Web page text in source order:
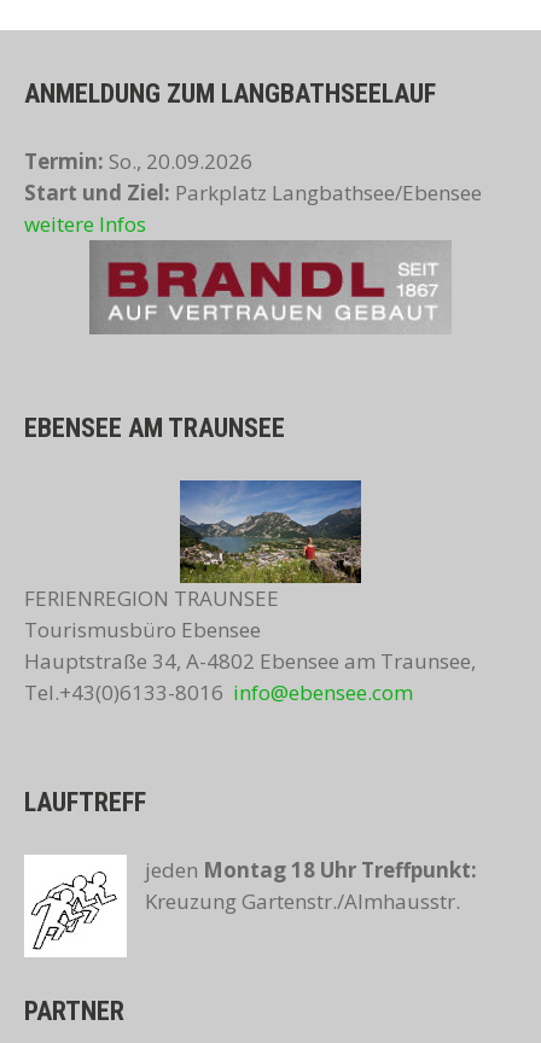
ANMELDUNG ZUM LANGBATHSEELAUF
Termin: So., 20.09.2026
Start und Ziel: Parkplatz Langbathsee/Ebensee
weitere Infos
EBENSEE AM TRAUNSEE
FERIENREGION TRAUNSEE
Tourismusbüro Ebensee
Hauptstraße 34, A-4802 Ebensee am Traunsee,
Tel.+43(0)6133-8016 info@ebensee.com
LAUFTREFF
jeden Montag 18 Uhr Treffpunkt:
Kreuzung Gartenstr./Almhausstr.
PARTNER